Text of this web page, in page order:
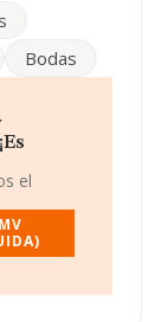
código
en
de la
en
142.938
Bodas
el